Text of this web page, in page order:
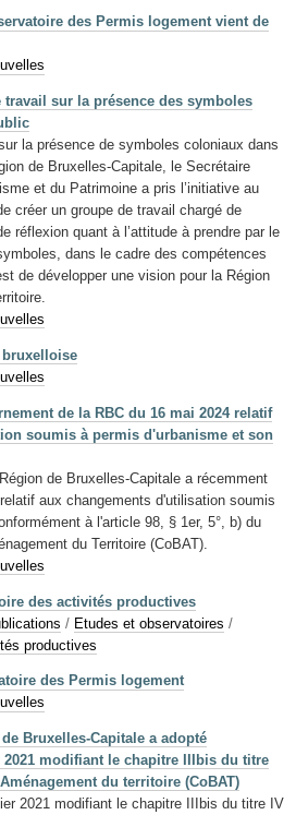
des Permis logement vient de
travail sur la présence des symboles
la présence de symboles coloniaux dans
de Bruxelles-Capitale, le Secrétaire
et du Patrimoine a pris l’initiative au
créer un groupe de travail chargé de
réflexion quant à l’attitude à prendre par le
dans le cadre des compétences
de développer une vision pour la Région
bruxelloise
de la RBC du 16 mai 2024 relatif
soumis à permis d'urbanisme et son
de Bruxelles-Capitale a récemment
aux changements d'utilisation soumis
à l'article 98, § 1er, 5°, b) du
du Territoire (CoBAT).
des activités productives
/ Etudes et observatoires /
productives
des Permis logement
Bruxelles-Capitale a adopté
2021 modifiant le chapitre IIIbis du titre
du territoire (CoBAT)
2021 modifiant le chapitre IIIbis du titre IV